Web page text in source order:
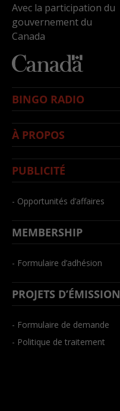
Avec la participation du
gouvernement du
Canada
BINGO RADIO
À PROPOS
PUBLICITÉ
- Opportunités d’affaires
MEMBERSHIP
- Formulaire d’adhésion
PROJETS D’ÉMISSION
- Formulaire de demande
- Politique de traitement